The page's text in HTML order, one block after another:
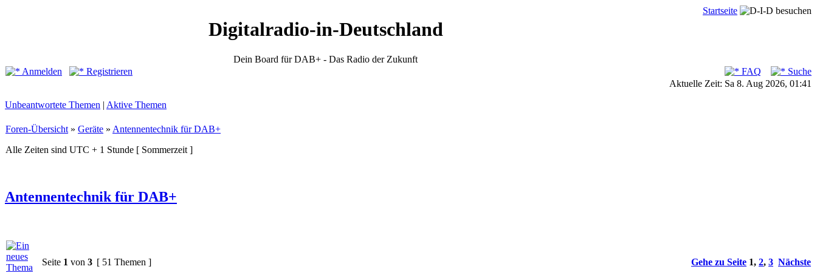
Digitalradio-in-Deutschland
Dein Board für DAB+ - Das Radio der Zukunft
Startseite
Anmelden Registrieren FAQ
Suche
Aktuelle Zeit: Sa 8. Aug 2026, 01:41
Unbeantwortete Themen | Aktive Themen
Foren-Übersicht » Geräte » Antennentechnik für DAB+
Alle Zeiten sind UTC + 1 Stunde [ Sommerzeit ]
Antennentechnik für DAB+
Seite 1 von 3 [ 51 Themen ] Gehe zu Seite 1, 2, 3 Nächste